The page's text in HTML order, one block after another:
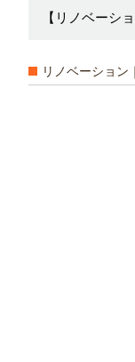
【リノベーシ
リノベーション